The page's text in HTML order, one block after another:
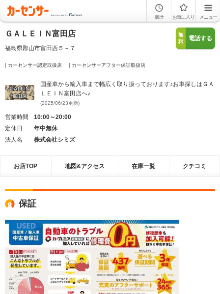
履歴 お気に入り メニュー
ＧＡＬＥＩＮ富田店
福島県郡山市富田西５－７
無
料
電話する
カーセンサー認定取扱店 カーセンサーアフター保証取扱店
国産車から輸入車まで幅広く取り扱っております♪お車探しはＧＡ
ＬＥＩＮ富田店へ♪
(2025/06/23更新)
営業時間
10:00～20:00
定休日
年中無休
法人名
株式会社シミズ
お店TOP 地図&アクセス 在庫一覧 クチコミ
保証